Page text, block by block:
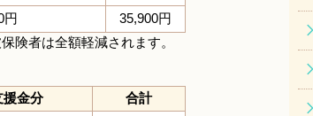
円
35,900円
険者は全額軽減されます。
援金分
合計